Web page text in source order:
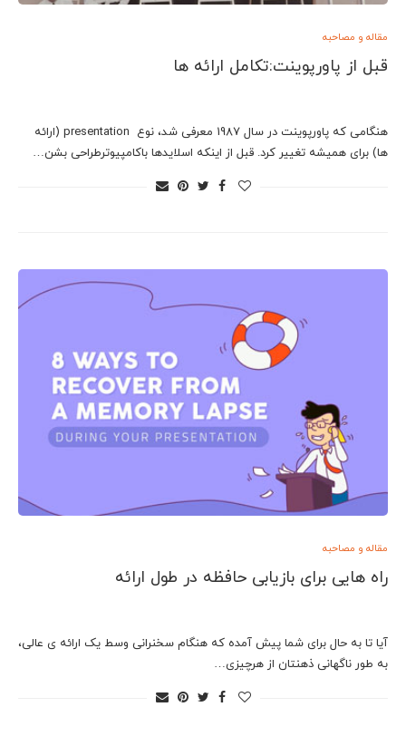
مقاله و مصاحبه
قبل از پاورپوینت:تکامل ارائه ها
هنگامی که پاورپوینت در سال 1987 معرفی شد، نوع presentation (ارائه
ها) برای همیشه تغییر کرد. قبل از اینکه اسلایدها باکامپیوترطراحی بشن…
مقاله و مصاحبه
راه هایی برای بازیابی حافظه در طول ارائه
آیا تا به حال برای شما پیش آمده که هنگام سخنرانی وسط یک ارائه ی عالی،
به طور ناگهانی ذهنتان از هرچیزی…